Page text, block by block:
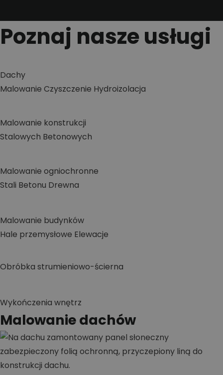
Poznaj nasze usługi
Dachy
Malowanie Czyszczenie Hydroizolacja
Malowanie konstrukcji
Stalowych Betonowych
Malowanie ogniochronne
Stali Betonu Drewna
Malowanie budynków
Hale przemysłowe Elewacje
Obróbka strumieniowo-ścierna
Wykończenia wnętrz
Malowanie dachów